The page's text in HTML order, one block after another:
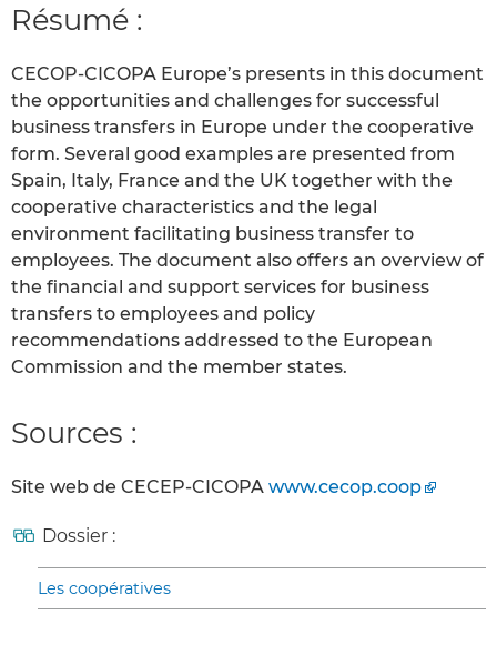
Résumé :
CECOP-CICOPA Europe’s presents in this document
the opportunities and challenges for successful
business transfers in Europe under the cooperative
form. Several good examples are presented from
Spain, Italy, France and the UK together with the
cooperative characteristics and the legal
environment facilitating business transfer to
employees. The document also offers an overview of
the financial and support services for business
transfers to employees and policy
recommendations addressed to the European
Commission and the member states.
Sources :
Site web de CECEP-CICOPA www.cecop.coop
Dossier :
Les coopératives